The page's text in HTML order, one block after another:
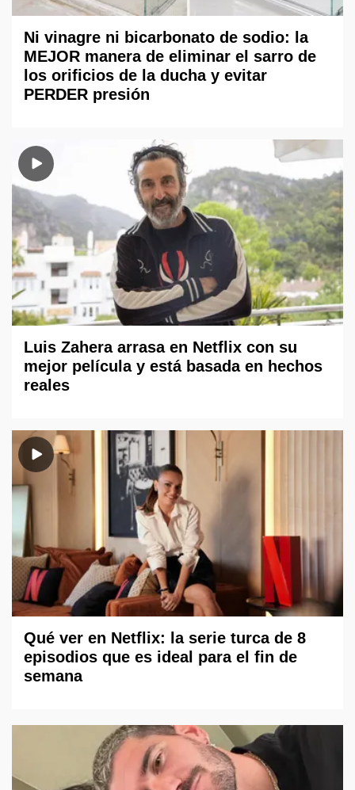
Ni vinagre ni bicarbonato de sodio: la
MEJOR manera de eliminar el sarro de
los orificios de la ducha y evitar
PERDER presión
Luis Zahera arrasa en Netflix con su
mejor película y está basada en hechos
reales
Qué ver en Netflix: la serie turca de 8
episodios que es ideal para el fin de
semana